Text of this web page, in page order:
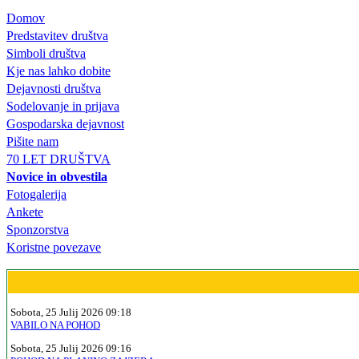
Domov
Predstavitev društva
Simboli društva
Kje nas lahko dobite
Dejavnosti društva
Sodelovanje in prijava
Gospodarska dejavnost
Pišite nam
70 LET DRUŠTVA
Novice in obvestila
Fotogalerija
Ankete
Sponzorstva
Koristne povezave
Sobota, 25 Julij 2026 09:18
VABILO NA POHOD
Sobota, 25 Julij 2026 09:16